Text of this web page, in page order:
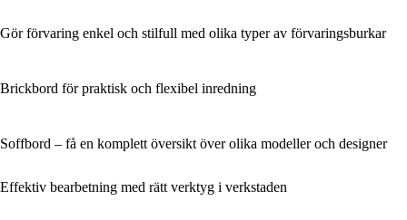
Gör förvaring enkel och stilfull med olika typer av förvaringsburkar
Brickbord för praktisk och flexibel inredning
Soffbord – få en komplett översikt över olika modeller och designer
Effektiv bearbetning med rätt verktyg i verkstaden